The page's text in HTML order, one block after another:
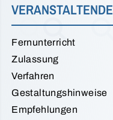
VERANSTALTENDE
Fernunterricht
Zulassung
Verfahren
Gestaltungshinweise
Empfehlungen